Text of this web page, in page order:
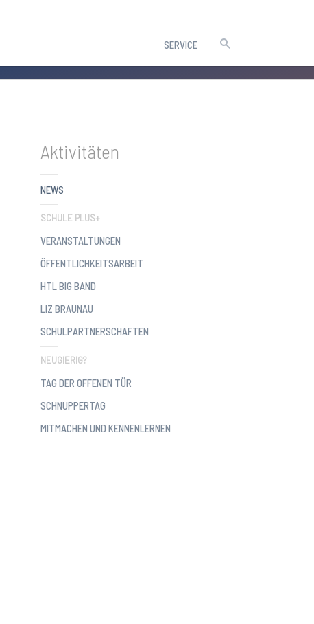
SERVICE
Aktivitäten
NEWS
SCHULE PLUS+
VERANSTALTUNGEN
ÖFFENTLICHKEITSARBEIT
HTL BIG BAND
LIZ BRAUNAU
SCHULPARTNERSCHAFTEN
NEUGIERIG?
TAG DER OFFENEN TÜR
SCHNUPPERTAG
MITMACHEN UND KENNENLERNEN